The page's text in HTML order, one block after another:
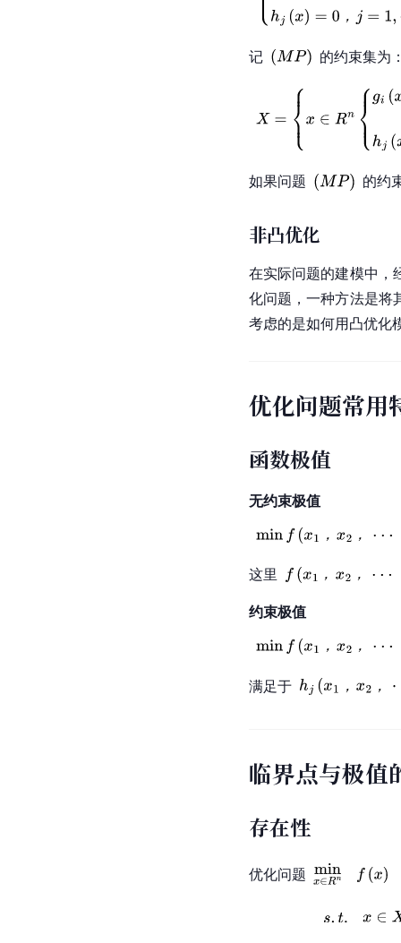
记 的约束集为
如果问题 的约
非凸优化
在实际问题的建模中，
化问题，一种方法是将
考虑的是如何用凸优化
优化问题常用
函数极值
无约束极值
这里
约束极值
满足于
临界点与极值
存在性
优化问题